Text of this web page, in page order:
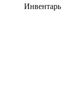
Инвентарь